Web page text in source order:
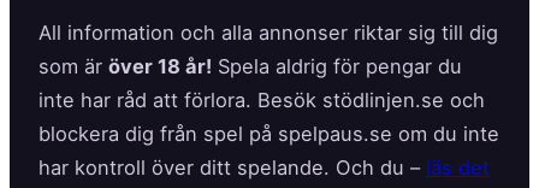
All information och alla annonser riktar sig till dig
som är över 18 år! Spela aldrig för pengar du
inte har råd att förlora. Besök stödlinjen.se och
blockera dig från spel på spelpaus.se om du inte
har kontroll över ditt spelande. Och du – läs det